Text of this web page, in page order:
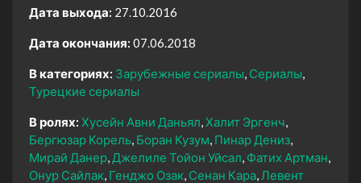
Дата выхода: 27.10.2016
Дата окончания: 07.06.2018
В категориях: Зарубежные сериалы Сериалы
Турецкие сериалы
В ролях: Хусейн Авни Даньял Халит Эргенч
Бергюзар Корель Боран Кузум Пинар Дениз
Мирай Данер Джелиле Тойон Уйсал Фатих Артман
Онур Сайлак Генджо Озак Сенан Кара Левент